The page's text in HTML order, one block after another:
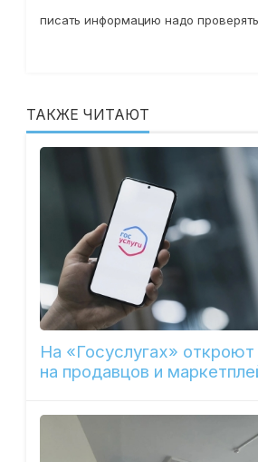
писать информацию надо
ТАКЖЕ ЧИТАЮТ
На «Госуслугах»
на продавцов и